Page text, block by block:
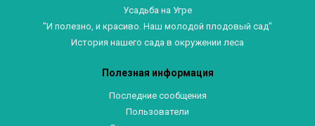
Усадьба на Угре
"И полезно, и красиво. Наш молодой плодовый сад"
История нашего сада в окружении леса
Полезная информация
Последние сообщения
Пользователи